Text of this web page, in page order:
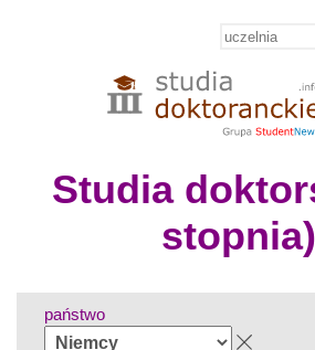
Studia
stopnia)
państwo